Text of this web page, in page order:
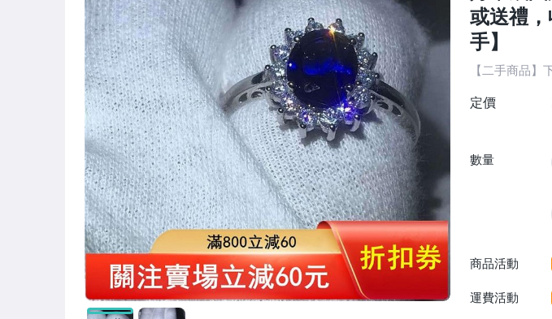
或送禮
手】
【二手商品】
定價
數量
商品活動
運費活動